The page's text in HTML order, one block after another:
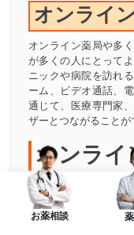
オンライ
オンライン薬局や多
が多くの人にとって
ニックや病院を訪れる
ーム、ビデオ通話、
通じて、医療専門家
ザーとつながることが
オンライ
ステップ1: 健康に関
ユーザーは以下の情
お薬相談